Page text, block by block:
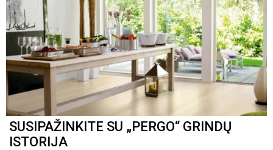
SUSIPAŽINKITE SU „PERGO“ GRINDŲ
ISTORIJA